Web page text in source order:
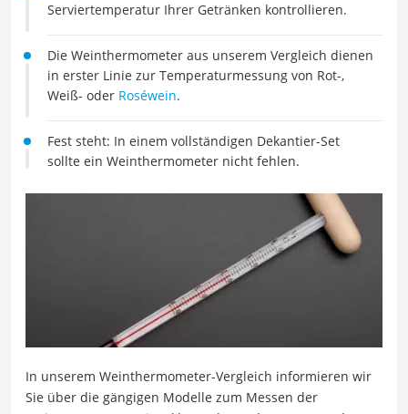
Serviertemperatur Ihrer Getränken kontrollieren.
Die Weinthermometer aus unserem Vergleich dienen
in erster Linie zur Temperaturmessung von Rot-,
Weiß- oder Roséwein.
Fest steht: In einem vollständigen Dekantier-Set
sollte ein Weinthermometer nicht fehlen.
In unserem Weinthermometer-Vergleich informieren wir
Sie über die gängigen Modelle zum Messen der